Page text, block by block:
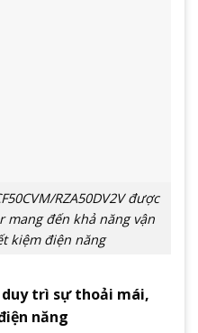
RZA50DV2V được
mang đến khả năng vận
kiệm điện năng
duy trì sự thoải mái,
năng